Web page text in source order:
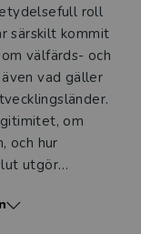
roll
särskilt kommit
välfärds- och
vad gäller
om
och hur
utgör